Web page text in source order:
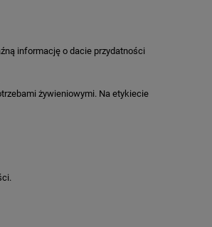
informację o dacie przydatności
żywieniowymi. Na etykiecie